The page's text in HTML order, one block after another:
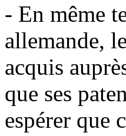
- En même
allemande,
acquis
que ses
espérer que